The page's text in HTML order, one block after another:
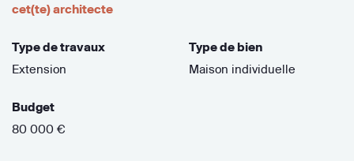
cet(te) architecte
Type de travaux
Extension
Type de bien
Maison individuelle
Budget
80 000 €